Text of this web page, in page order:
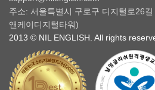
주소: 서울특별시 구로구 디지털로26
앤케이디지털타워)
2013 © NIL ENGLISH. All rights